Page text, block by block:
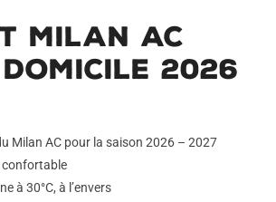
Milan AC
Domicile 2026
Milan AC pour la saison 2026 – 2027
confortable
à 30°C, à l’envers